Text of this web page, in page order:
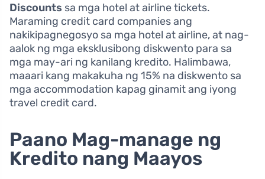
Discounts sa mga hotel at airline tickets.
Maraming credit card companies ang
nakikipagnegosyo sa mga hotel at airline, at nag-
aalok ng mga eksklusibong diskwento para sa
mga may-ari ng kanilang kredito. Halimbawa,
maaari kang makakuha ng 15% na diskwento sa
mga accommodation kapag ginamit ang iyong
travel credit card.
Paano Mag-manage ng
Kredito nang Maayos